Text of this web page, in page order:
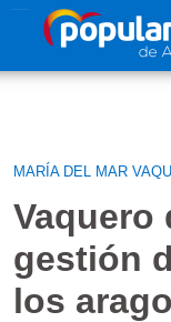
MARÍA DEL MAR
Vaquero
gestión
los